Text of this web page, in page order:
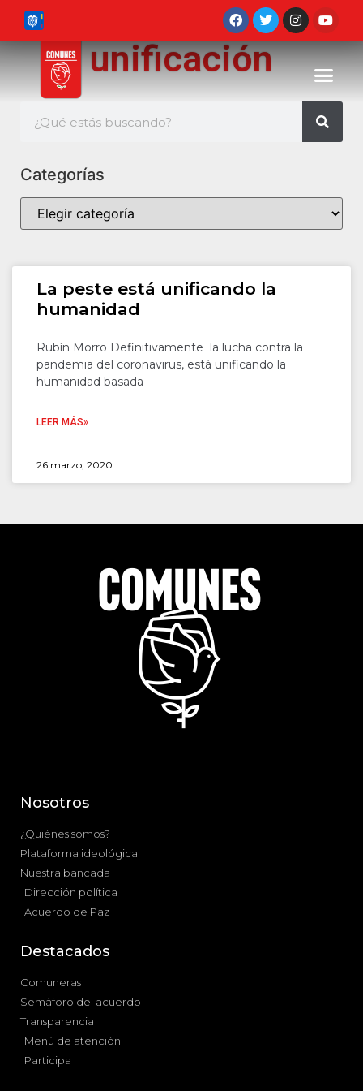
unificación
Categorías
La peste está unificando la
humanidad
Rubín Morro Definitivamente la lucha contra la
pandemia del coronavirus, está unificando la
humanidad basada
LEER MÁS»
26 marzo, 2020
Nosotros
¿Quiénes somos?
Plataforma ideológica
Nuestra bancada
Dirección política
Acuerdo de Paz
Destacados
Comuneras
Semáforo del acuerdo
Transparencia
Menú de atención
Participa